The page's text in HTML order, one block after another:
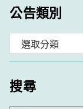
公告類別
類
搜尋